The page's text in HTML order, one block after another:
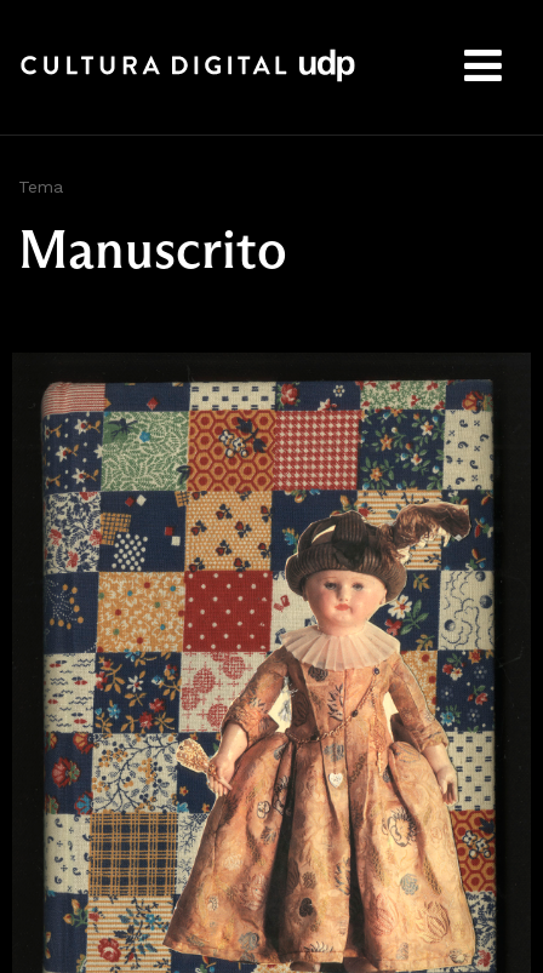
Tema
Manuscrito